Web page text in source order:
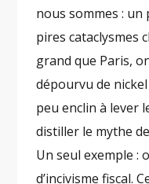
nous sommes :
pires cataclysmes
grand que Paris,
dépourvu de
peu enclin à lever
distiller le mythe
Un seul exemple :
d’incivisme fiscal.